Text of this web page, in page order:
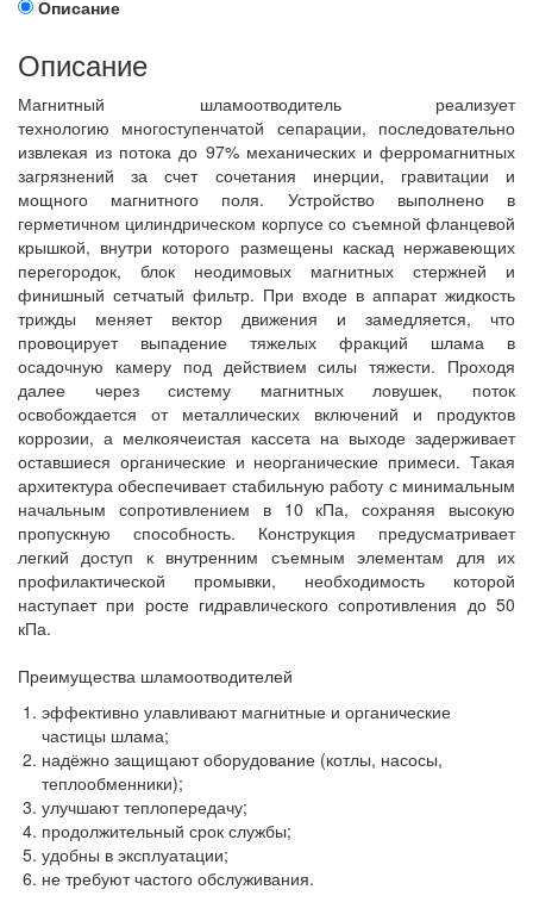
Описание
Описание
Магнитный шламоотводитель реализует
технологию многоступенчатой сепарации, последовательно
извлекая из потока до 97% механических и ферромагнитных
загрязнений за счет сочетания инерции, гравитации и
мощного магнитного поля. Устройство выполнено в
герметичном цилиндрическом корпусе со съемной фланцевой
крышкой, внутри которого размещены каскад нержавеющих
перегородок, блок неодимовых магнитных стержней и
финишный сетчатый фильтр. При входе в аппарат жидкость
трижды меняет вектор движения и замедляется, что
провоцирует выпадение тяжелых фракций шлама в
осадочную камеру под действием силы тяжести. Проходя
далее через систему магнитных ловушек, поток
освобождается от металлических включений и продуктов
коррозии, а мелкоячеистая кассета на выходе задерживает
оставшиеся органические и неорганические примеси. Такая
архитектура обеспечивает стабильную работу с минимальным
начальным сопротивлением в 10 кПа, сохраняя высокую
пропускную способность. Конструкция предусматривает
легкий доступ к внутренним съемным элементам для их
профилактической промывки, необходимость которой
наступает при росте гидравлического сопротивления до 50
кПа.
Преимущества шламоотводителей
эффективно улавливают магнитные и органические
частицы шлама;
надёжно защищают оборудование (котлы, насосы,
теплообменники);
улучшают теплопередачу;
продолжительный срок службы;
удобны в эксплуатации;
не требуют частого обслуживания.